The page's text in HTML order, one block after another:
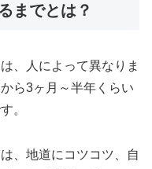
までとは？
、人によって異なりま
ら3ヶ月～半年くらい
。
、地道にコツコツ、自